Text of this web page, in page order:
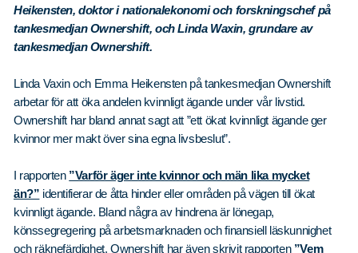
Heikensten, doktor i nationalekonomi och forskningschef på
tankesmedjan Ownershift, och Linda Waxin, grundare av
tankesmedjan Ownershift.
Linda Vaxin och Emma Heikensten på tankesmedjan Ownershift
arbetar för att öka andelen kvinnligt ägande under vår livstid.
Ownershift har bland annat sagt att ”ett ökat kvinnligt ägande ger
kvinnor mer makt över sina egna livsbeslut”.
I rapporten ”Varför äger inte kvinnor och män lika mycket
än?” identifierar de åtta hinder eller områden på vägen till ökat
kvinnligt ägande. Bland några av hindrena är lönegap,
könssegregering på arbetsmarknaden och finansiell läskunnighet
och räknefärdighet. Ownershift har även skrivit rapporten ”Vem